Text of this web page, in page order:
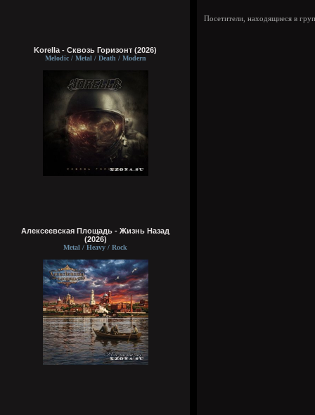
Korella - Сквозь Горизонт (2026)
Melodic / Metal / Death / Modern
Алексеевская Площадь - Жизнь Назад
(2026)
Metal / Heavy / Rock
Посетители, находящиеся в